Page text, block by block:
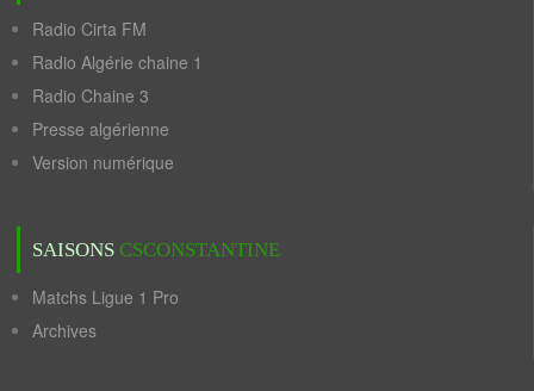
Radio Cirta FM
Radio Algérie chaine 1
Radio Chaine 3
Presse algérienne
Version numérique
SAISONS CSCONSTANTINE
Matchs Ligue 1 Pro
Archives